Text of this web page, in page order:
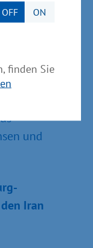
OFF ON
finden Sie
und
vor
Pegel
und
Iran